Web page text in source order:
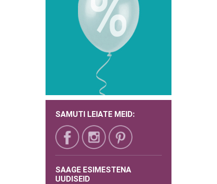
SAMUTI LEIATE MEID:
SAAGE ESIMESTENA
UUDISEID